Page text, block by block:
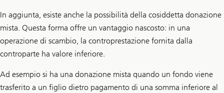
In aggiunta, esiste anche la possibilità della cosiddetta donazione
mista. Questa forma offre un vantaggio nascosto: in una
operazione di scambio, la controprestazione fornita dalla
controparte ha valore inferiore.
Ad esempio si ha una donazione mista quando un fondo viene
trasferito a un figlio dietro pagamento di una somma inferiore al